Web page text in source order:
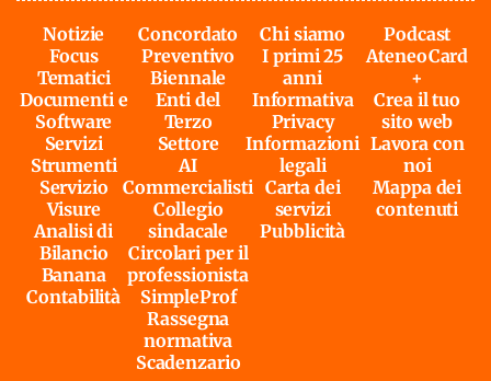
Notizie
Focus
Tematici
Documenti e
Software
Servizi
Strumenti
Servizio
Visure
Analisi di
Bilancio
Banana
Contabilità
Concordato
Preventivo
Biennale
Enti del
Terzo
Settore
AI
Commercialisti
Collegio
sindacale
Circolari per il
professionista
SimpleProf
Rassegna
normativa
Scadenzario
Chi siamo
I primi 25
anni
Informativa
Privacy
Informazioni
legali
Carta dei
servizi
Pubblicità
Podcast
AteneoCard
+
Crea il tuo
sito web
Lavora con
noi
Mappa dei
contenuti